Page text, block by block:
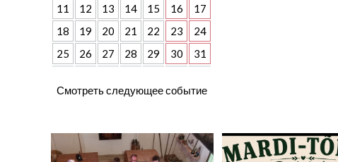
11
12 13 14 15 16
17
18
19 20 21 22 23
24
25
26 27 28 29 30 31
Смотреть следующее событие